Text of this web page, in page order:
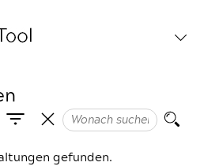
gefunden.